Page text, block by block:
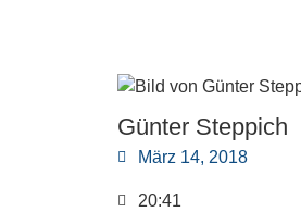
Günter Steppich
März 14, 2018
20:41